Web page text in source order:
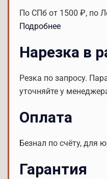
По СПб от 1500 ₽, по
Подробнее
Нарезка в
Резка по запросу.
уточняйте у
Оплата
Безнал по счёту, для
Гарантия